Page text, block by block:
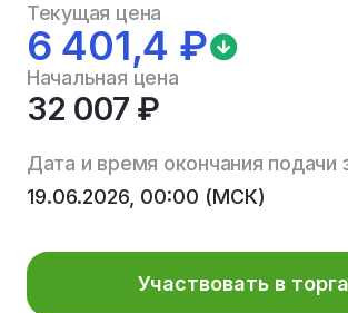
Текущая цена
6 401,4 ₽
Начальная цена
32 007 ₽
Дата и время окончания подачи
19.06.2026, 00:00 (МСК)
Участвовать в